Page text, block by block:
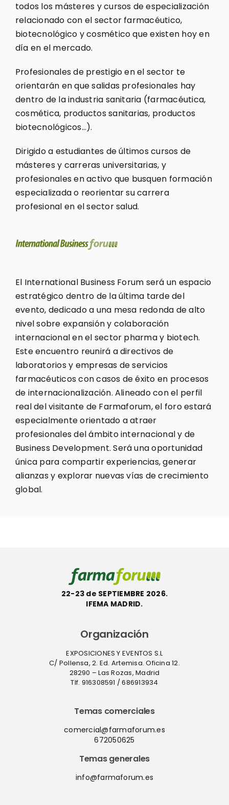
todos los másteres y cursos de especialización
relacionado con el sector farmacéutico,
biotecnológico y cosmético que existen hoy en
día en el mercado.
Profesionales de prestigio en el sector te
orientarán en que salidas profesionales hay
dentro de la industria sanitaria (farmacéutica,
cosmética, productos sanitarias, productos
biotecnológicos…).
Dirigido a estudiantes de últimos cursos de
másteres y carreras universitarias, y
profesionales en activo que busquen formación
especializada o reorientar su carrera
profesional en el sector salud.
El International Business Forum será un espacio
estratégico dentro de la última tarde del
evento, dedicado a una mesa redonda de alto
nivel sobre expansión y colaboración
internacional en el sector pharma y biotech.
Este encuentro reunirá a directivos de
laboratorios y empresas de servicios
farmacéuticos con casos de éxito en procesos
de internacionalización. Alineado con el perfil
real del visitante de Farmaforum, el foro estará
especialmente orientado a atraer
profesionales del ámbito internacional y de
Business Development. Será una oportunidad
única para compartir experiencias, generar
alianzas y explorar nuevas vías de crecimiento
global.
22-23 de SEPTIEMBRE 2026.
IFEMA MADRID.
Organización
EXPOSICIONES Y EVENTOS S.L
C/ Pollensa, 2. Ed. Artemisa. Oficina 12.
28290 – Las Rozas, Madrid
Tlf. 916308591 / 686913934
Temas comerciales
comercial@farmaforum.es
672050625
Temas generales
info@farmaforum.es